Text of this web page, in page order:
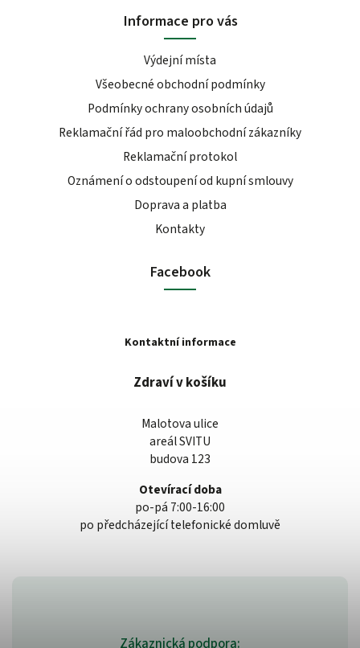
Zákaznická podpora:
Informace pro vás
Výdejní místa
Všeobecné obchodní podmínky
Podmínky ochrany osobních údajů
Reklamační řád pro maloobchodní zákazníky
Reklamační protokol
Oznámení o odstoupení od kupní smlouvy
Doprava a platba
Kontakty
Facebook
Kontaktní informace
Zdraví v košíku
Malotova ulice
areál SVITU
budova 123
Otevírací doba
po-pá 7:00-16:00
po předcházející telefonické domluvě